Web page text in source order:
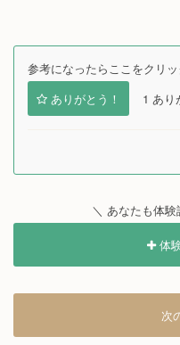
参考になったらここをクリッ
ありがとう！
1 あり
＼ あなたも体
体
次